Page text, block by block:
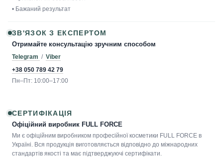
• Бажаний результат
ЗВ'ЯЗОК З ЕКСПЕРТОМ
Отримайте консультацію зручним способом
Telegram / Viber
+38 050 789 42 79
Пн–Пт: 10:00–17:00
СЕРТИФІКАЦІЯ
Офіційний виробник FULL FORCE
Ми є офіційним виробником професійної косметики FULL FORCE в
Україні. Вся продукція виготовляється відповідно до міжнародних
стандартів якості та має підтверджуючі сертифікати.